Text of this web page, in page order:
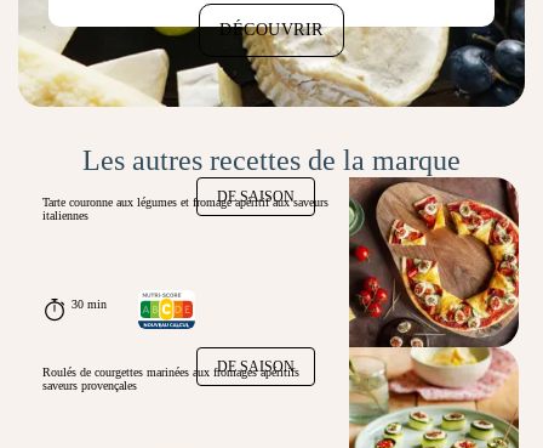
DÉCOUVRIR
Les autres recettes de la marque
DE SAISON
Tarte couronne aux légumes et fromage apéritif aux saveurs
italiennes
30 min
DE SAISON
Roulés de courgettes marinées aux fromages apéritifs
saveurs provençales